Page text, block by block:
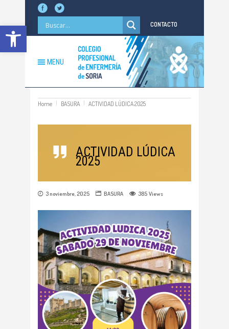
Abrir barra de herramientas CONTACTO
MENU
Home BASURA ACTIVIDAD LÚDICA 2025
ACTIVIDAD LÚDICA
2025
3 noviembre, 2025 BASURA 385 Views